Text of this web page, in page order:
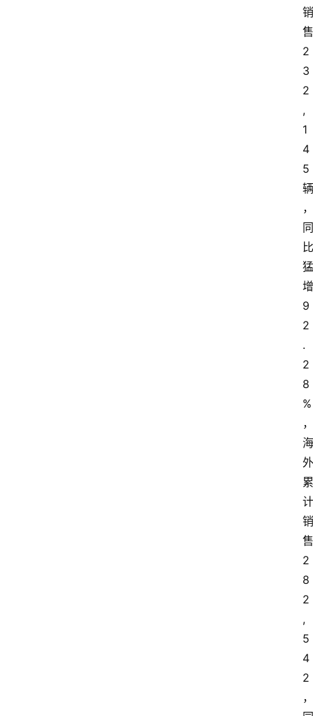
销
售
2
3
2
,
1
4
5
辆
，
同
比
猛
增
9
2
.
2
8
%
，
海
外
累
计
销
售
2
8
2
,
5
4
2
，